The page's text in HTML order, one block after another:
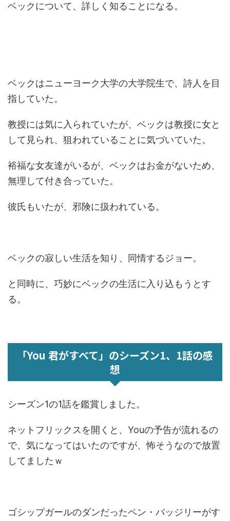
ベックについて、詳しく知ることになる。
ベックはニューヨーク大学の大学院生で、詩人を目
指していた。
教授には気に入られていたが、ベックは教授に女と
して見られ、狙われていることに気づいていた。
裕福な女友達がいるが、ベックはお金がないため、
無理して付き合っていた。
彼氏もいたが、邪険に扱われている。
ベックの寂しい生活を知り、同情するジョー。
と同時に、巧妙にベックの生活に入り込もうとす
る。
「You 君がすべて」のシーズン1、1話の感
想
シーズン1の1話を鑑賞しました。
ネットフリックスを開くと、Youの予告が流れるの
で、気になってはいたのですが、怖そうなので放置
してましたｗ
ゴシップガールのダンだったペン・バッジリーがす